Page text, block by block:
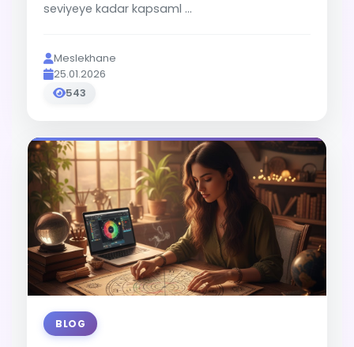
seviyeye kadar kapsaml ...
Meslekhane
25.01.2026
543
BLOG